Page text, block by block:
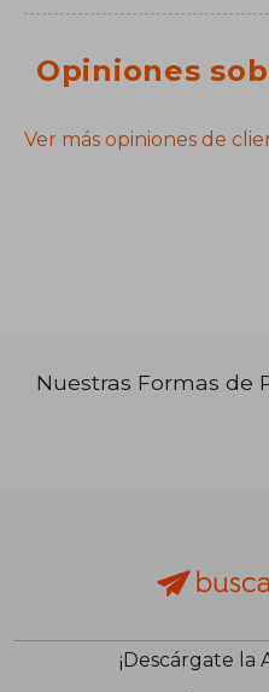
Opiniones
Ver más opiniones de
Nuestras Formas de
¡Descárgate la